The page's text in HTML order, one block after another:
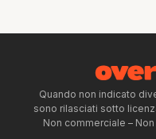
Quando non indicato
sono rilasciati sotto
Non commerciale –